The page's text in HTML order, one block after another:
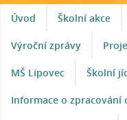
Úvod Školní akce
Výroční zprávy
MŠ Lipovec Školní
Informace o zpracování